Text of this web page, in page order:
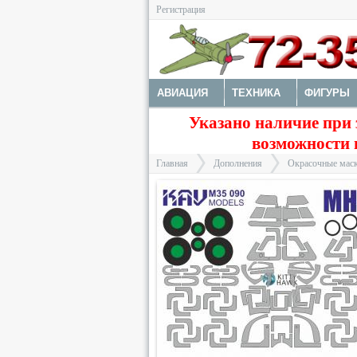
Регистрация
АВИАЦИЯ ТЕХНИКА ФИГУРЫ
ДОПОЛНЕНИЯ ДЕКАЛИ
КРАСКИ И
Указано наличие при
возможности
Главная
>
Дополнения Окрасочные